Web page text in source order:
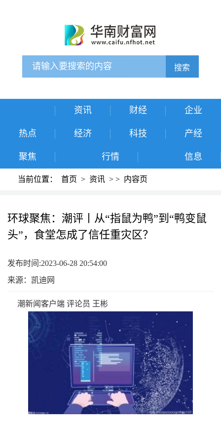
搜索
资讯 财经 企业
热点 经济 科技 产经
聚焦 行情 信息
当前位置： 首页 > 资讯 > > 内容页
环球聚焦：潮评丨从“指鼠为鸭”到“鸭变鼠
头”，食堂怎成了信任重灾区？
发布时间:2023-06-28 20:54:00
来源：凯迪网
潮新闻客户端 评论员 王彬